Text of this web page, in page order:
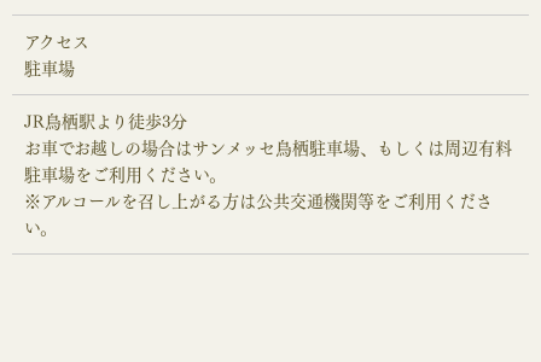
アクセス
駐車場
JR鳥栖駅より徒歩3分
お車でお越しの場合はサンメッセ鳥栖駐車場、もしくは周辺有料
駐車場をご利用ください。
※アルコールを召し上がる方は公共交通機関等をご利用くださ
い。